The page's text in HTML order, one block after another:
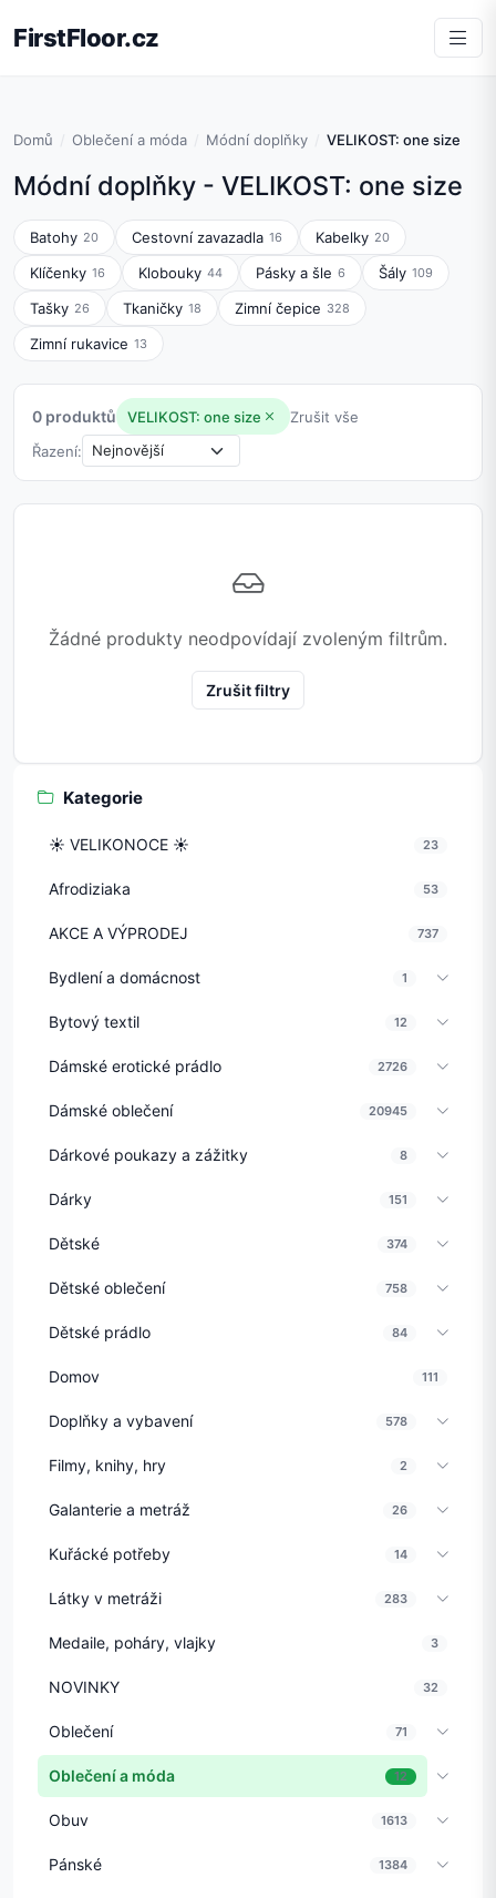
FirstFloor.cz
Domů Oblečení a móda Módní doplňky VELIKOST: one size
Módní doplňky - VELIKOST: one size
Batohy 20 Cestovní zavazadla 16 Kabelky 20
Klíčenky 16 Klobouky 44 Pásky a šle 6 Šály 109
Tašky 26 Tkaničky 18 Zimní čepice 328
Zimní rukavice 13
0 produktů VELIKOST: one size
Zrušit vše
Řazení:
Žádné produkty neodpovídají zvoleným filtrům.
Zrušit filtry
Kategorie
☀️ VELIKONOCE ☀️ 23
Afrodiziaka 53
AKCE A VÝPRODEJ 737
Bydlení a domácnost 1
Bytový textil 12
Dámské erotické prádlo 2726
Dámské oblečení 20945
Dárkové poukazy a zážitky 8
Dárky 151
Dětské 374
Dětské oblečení 758
Dětské prádlo 84
Domov 111
Doplňky a vybavení 578
Filmy, knihy, hry 2
Galanterie a metráž 26
Kuřácké potřeby 14
Látky v metráži 283
Medaile, poháry, vlajky 3
NOVINKY 32
Oblečení 71
Oblečení a móda 12
Obuv 1613
Pánské 1384